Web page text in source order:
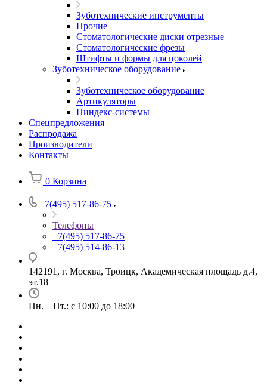
Зуботехнические инструменты
Прочие
Стоматологические диски отрезные
Стоматологические фрезы
Штифты и формы для цоколей
Зуботехническое оборудование
Зуботехническое оборудование
Артикуляторы
Пиндекс-системы
Спецпредложения
Распродажа
Производители
Контакты
0 Корзина
+7(495) 517-86-75
Телефоны
+7(495) 517-86-75
+7(495) 514-86-13
142191, г. Москва, Троицк, Академическая площадь д.4,
эт.18
Пн. – Пт.: с 10:00 до 18:00